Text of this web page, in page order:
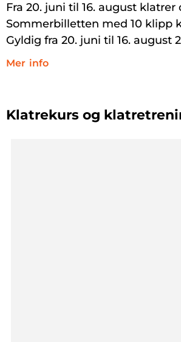
Fra 20. juni til 16. august klatrer
Sommerbilletten med 10 klipp
Gyldig fra 20. juni til 16. august
Mer info
Klatrekurs og